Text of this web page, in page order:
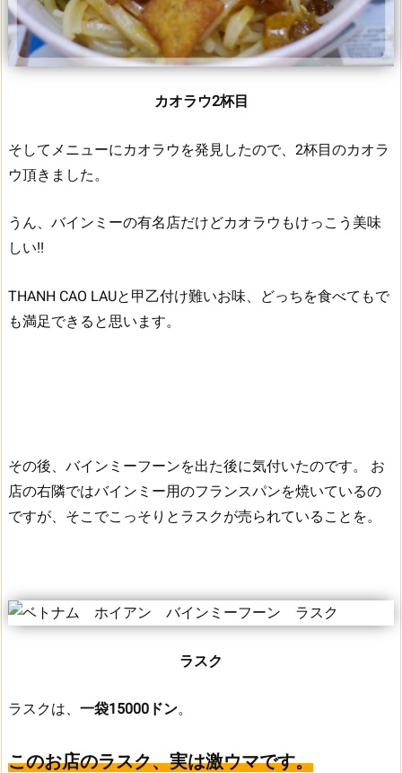
カオラウ2杯目
そしてメニューにカオラウを発見したので、2杯目のカオラ
ウ頂きました。
うん、バインミーの有名店だけどカオラウもけっこう美味
しい!!
THANH CAO LAUと甲乙付け難いお味、どっちを食べてもで
も満足できると思います。
その後、バインミーフーンを出た後に気付いたのです。
お
店の右隣ではバインミー用のフランスパンを焼いているの
ですが、そこでこっそりとラスクが売られていることを。
ラスク
ラスクは、 一袋15000ドン。
このお店のラスク、実は激ウマです。